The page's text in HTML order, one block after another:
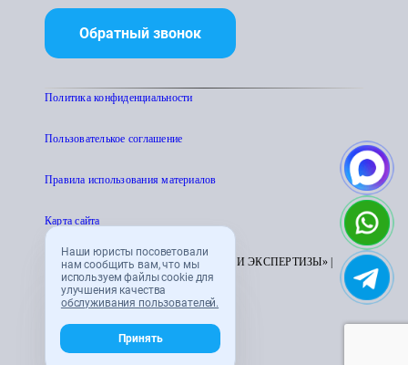
Наши юристы посоветовали
нам сообщить вам, что мы
используем файлы cookie для
улучшения качества
обслуживания пользователей.
Принять
Обратный звонок
Политика конфиденциальности
Пользователькое соглашение
Правила использования материалов
Карта сайта
© 1995 - 2026 «ЦЕНТР АТТЕСТАЦИИ И ЭКСПЕРТИЗЫ» |
CENTRATTEK.RU